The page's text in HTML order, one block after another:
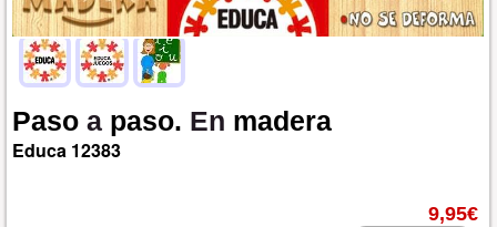
Paso a paso. En madera
Educa 12383
9,95€